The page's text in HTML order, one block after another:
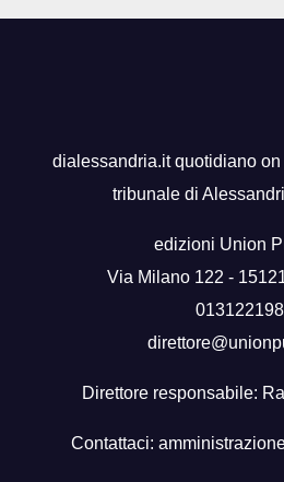
dialessandria.it quotidiano on
tribunale di
edizioni Union
Via Milano 122 -
Direttore responsabile:
Contattaci: